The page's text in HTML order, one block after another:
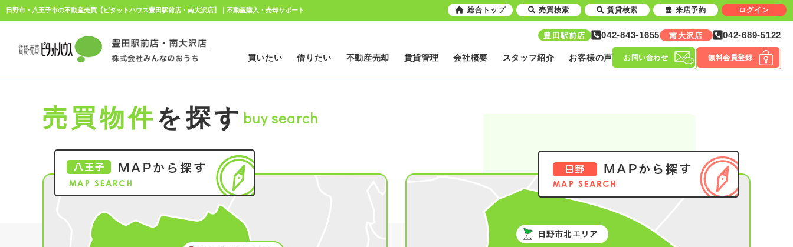
日野市・八王子市の不動産売買【ピタットハウス豊田駅前店・南大沢店】｜不動産購入・売却サポート
豊田駅前店 042-843-1655 南大沢店 042-689-5122
買いたい 借りたい 不動産売却 賃貸管理 会社概要 スタッフ紹介 お客様の声 お問い合わせ 無料会員登録
売買物件を探す buy search
総合トップ 売買検索 賃貸検索 来店予約 ログイン